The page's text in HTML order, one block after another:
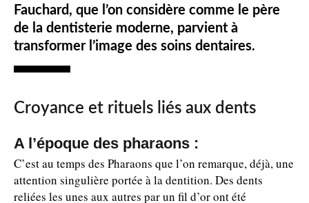
Fauchard, que l’on considère comme le père
de la dentisterie moderne, parvient à
transformer l’image des soins dentaires.
Croyance et rituels liés aux dents
A l’époque des pharaons :
C’est au temps des Pharaons que l’on remarque, déjà, une
attention singulière portée à la dentition. Des dents
reliées les unes aux autres par un fil d’or ont été